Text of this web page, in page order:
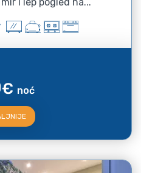
i lep pogled na...
€ noć